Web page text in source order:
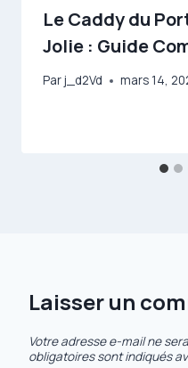
Le Caddy du
Jolie : Guide
Parj_d2Vd mars 14,
Laisser un
Votre adresse e-mail ne
obligatoires sont indiqués